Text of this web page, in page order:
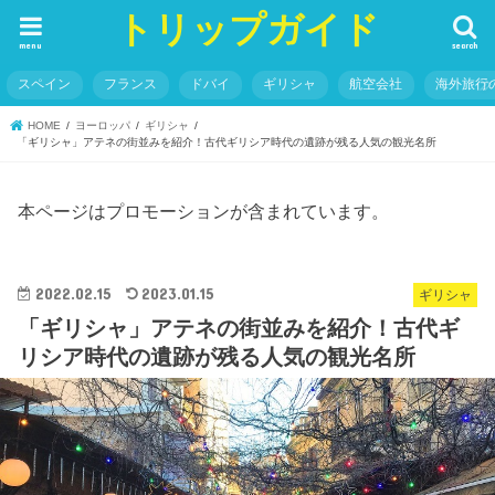
トリップガイド search
menu
スペイン フランス ドバイ ギリシャ 航空会社 海外旅行
HOME ヨーロッパ
ギリシャ
「ギリシャ」アテネの街並みを紹介！古代ギリシア時代の遺跡が残る人気の観光名所
本ページはプロモーションが含まれています。
ギリシャ
2022.02.15 2023.01.15
「ギリシャ」アテネの街並みを紹介！古代ギ
リシア時代の遺跡が残る人気の観光名所